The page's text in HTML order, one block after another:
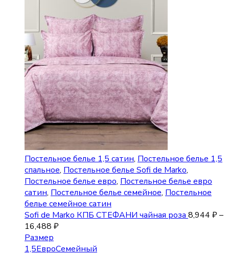
Постельное белье 1,5 сатин, Постельное белье 1,5
спальное, Постельное белье Sofi de Marko,
Постельное белье евро, Постельное белье евро
сатин, Постельное белье семейное, Постельное
белье семейное сатин
Sofi de Marko КПБ СТЕФАНИ чайная роза 8,944 ₽–
16,488 ₽
Размер
1,5ЕвроСемейный